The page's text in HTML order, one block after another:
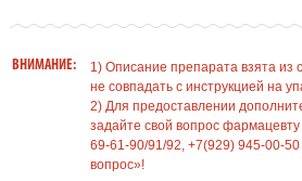
ВНИМАНИЕ:
1) Описание препарата взята из
не совпадать с инструкцией на
2) Для предоставлении
задайте свой вопрос
69-61-90/91/92, +7(929) 945-00-
вопрос»!